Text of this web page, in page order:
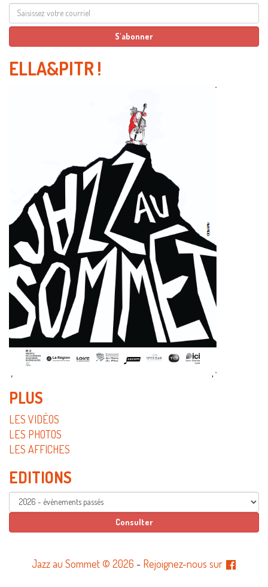
ELLA&PITR !
PLUS
LES VIDÉOS
LES PHOTOS
LES AFFICHES
EDITIONS
Jazz au Sommet © 2026 - Rejoignez-nous sur